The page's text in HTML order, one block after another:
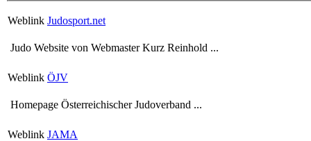
Weblink Judosport.net
Judo Website von Webmaster Kurz Reinhold ...
Weblink ÖJV
Homepage Österreichischer Judoverband ...
Weblink JAMA